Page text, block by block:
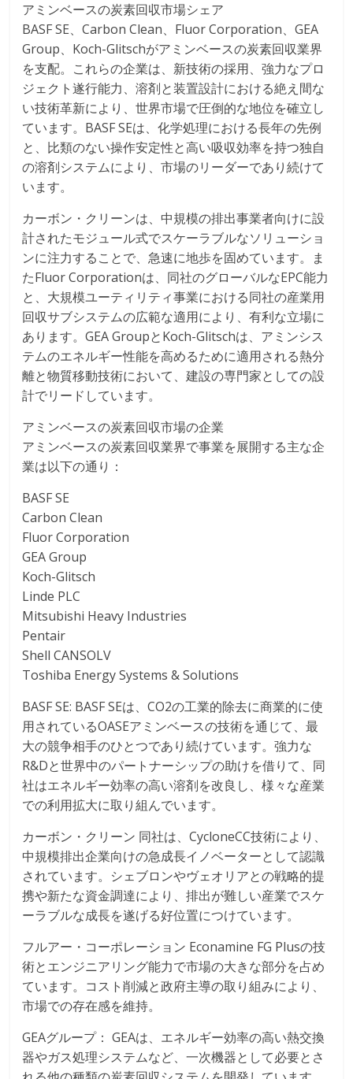
アミンベースの炭素回収市場シェア
BASF SE、Carbon Clean、Fluor Corporation、GEA
Group、Koch-Glitschがアミンベースの炭素回収業界
を支配。これらの企業は、新技術の採用、強力なプロ
ジェクト遂行能力、溶剤と装置設計における絶え間な
い技術革新により、世界市場で圧倒的な地位を確立し
ています。BASF SEは、化学処理における長年の先例
と、比類のない操作安定性と高い吸収効率を持つ独自
の溶剤システムにより、市場のリーダーであり続けて
います。
カーボン・クリーンは、中規模の排出事業者向けに設
計されたモジュール式でスケーラブルなソリューショ
ンに注力することで、急速に地歩を固めています。ま
たFluor Corporationは、同社のグローバルなEPC能力
と、大規模ユーティリティ事業における同社の産業用
回収サブシステムの広範な適用により、有利な立場に
あります。GEA GroupとKoch-Glitschは、アミンシス
テムのエネルギー性能を高めるために適用される熱分
離と物質移動技術において、建設の専門家としての設
計でリードしています。
アミンベースの炭素回収市場の企業
アミンベースの炭素回収業界で事業を展開する主な企
業は以下の通り：
BASF SE
Carbon Clean
Fluor Corporation
GEA Group
Koch-Glitsch
Linde PLC
Mitsubishi Heavy Industries
Pentair
Shell CANSOLV
Toshiba Energy Systems & Solutions
BASF SE: BASF SEは、CO2の工業的除去に商業的に使
用されているOASEアミンベースの技術を通じて、最
大の競争相手のひとつであり続けています。強力な
R&Dと世界中のパートナーシップの助けを借りて、同
社はエネルギー効率の高い溶剤を改良し、様々な産業
での利用拡大に取り組んでいます。
カーボン・クリーン 同社は、CycloneCC技術により、
中規模排出企業向けの急成長イノベーターとして認識
されています。シェブロンやヴェオリアとの戦略的提
携や新たな資金調達により、排出が難しい産業でスケ
ーラブルな成長を遂げる好位置につけています。
フルアー・コーポレーション Econamine FG Plusの技
術とエンジニアリング能力で市場の大きな部分を占め
ています。コスト削減と政府主導の取り組みにより、
市場での存在感を維持。
GEAグループ： GEAは、エネルギー効率の高い熱交換
器やガス処理システムなど、一次機器として必要とさ